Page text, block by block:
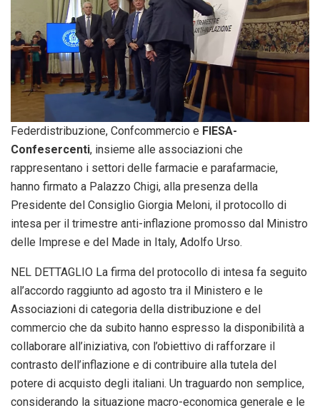
Federdistribuzione, Confcommercio e FIESA-
Confesercenti, insieme alle associazioni che
rappresentano i settori delle farmacie e parafarmacie,
hanno firmato a Palazzo Chigi, alla presenza della
Presidente del Consiglio Giorgia Meloni, il protocollo di
intesa per il trimestre anti-inflazione promosso dal Ministro
delle Imprese e del Made in Italy, Adolfo Urso.
NEL DETTAGLIO La firma del protocollo di intesa fa seguito
all’accordo raggiunto ad agosto tra il Ministero e le
Associazioni di categoria della distribuzione e del
commercio che da subito hanno espresso la disponibilità a
collaborare all’iniziativa, con l’obiettivo di rafforzare il
contrasto dell’inflazione e di contribuire alla tutela del
potere di acquisto degli italiani. Un traguardo non semplice,
considerando la situazione macro-economica generale e le